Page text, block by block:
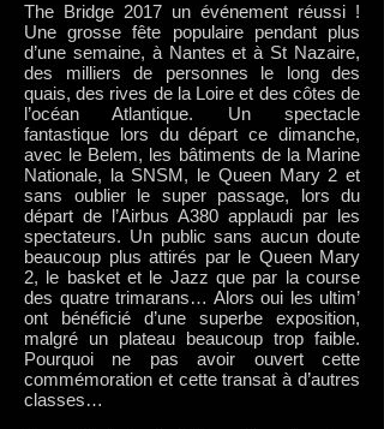
The Bridge 2017 un événement réussi !
Une grosse fête populaire pendant plus
d’une semaine, à Nantes et à St Nazaire,
des milliers de personnes le long des
quais, des rives de la Loire et des côtes de
l’océan Atlantique. Un spectacle
fantastique lors du départ ce dimanche,
avec le Belem, les bâtiments de la Marine
Nationale, la SNSM, le Queen Mary 2 et
sans oublier le super passage, lors du
départ de l’Airbus A380 applaudi par les
spectateurs. Un public sans aucun doute
beaucoup plus attirés par le Queen Mary
2, le basket et le Jazz que par la course
des quatre trimarans… Alors oui les ultim’
ont bénéficié d’une superbe exposition,
malgré un plateau beaucoup trop faible.
Pourquoi ne pas avoir ouvert cette
commémoration et cette transat à d’autres
classes…